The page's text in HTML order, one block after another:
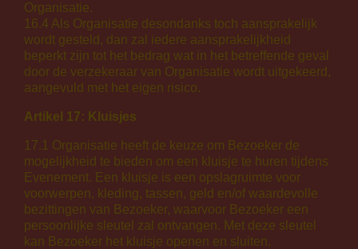
Organisatie.
16.4 Als Organisatie desondanks toch aansprakelijk
wordt gesteld, dan zal iedere aansprakelijkheid
beperkt zijn tot het bedrag wat in het betreffende geval
door de verzekeraar van Organisatie wordt uitgekeerd,
aangevuld met het eigen risico.
Artikel 17: Kluisjes
17.1 Organisatie heeft de keuze om Bezoeker de
mogelijkheid te bieden om een kluisje te huren tijdens
Evenement. Een kluisje is een opslagruimte voor
voorwerpen, kleding, tassen, geld en/of waardevolle
bezittingen van Bezoeker, waarvoor Bezoeker een
persoonlijke sleutel zal ontvangen. Met deze sleutel
kan Bezoeker het kluisje openen en sluiten.